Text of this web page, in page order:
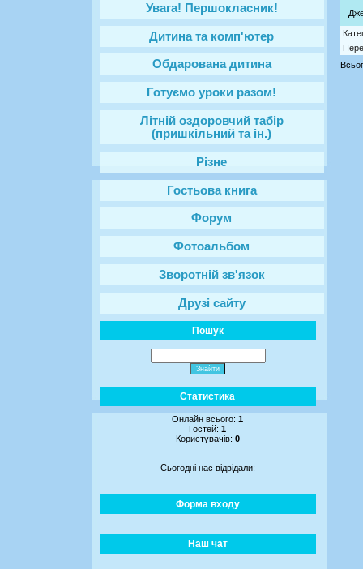
Увага! Першокласник!
Дитина та комп'ютер
Обдарована дитина
Готуємо уроки разом!
Літній оздоровчий табір
(пришкільний та ін.)
Різне
Гостьова книга
Форум
Фотоальбом
Зворотній зв'язок
Друзі сайту
Пошук
Статистика
Онлайн всього:1
Гостей:1
Користувачів: 0
Сьогодні нас відвідали:
Форма входу
Наш чат